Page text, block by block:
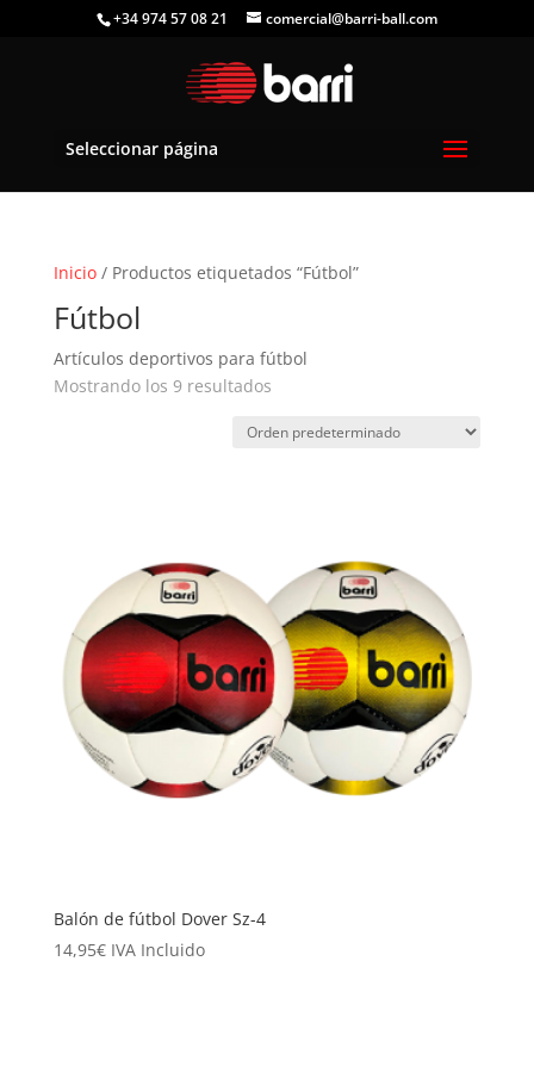
+34 974 57 08 21 comercial@barri-ball.com
Seleccionar página
Inicio/ Productos etiquetados “Fútbol”
Fútbol
Artículos deportivos para fútbol
Mostrando los 9 resultados
Balón de fútbol Dover Sz-4
14,95€ IVA Incluido